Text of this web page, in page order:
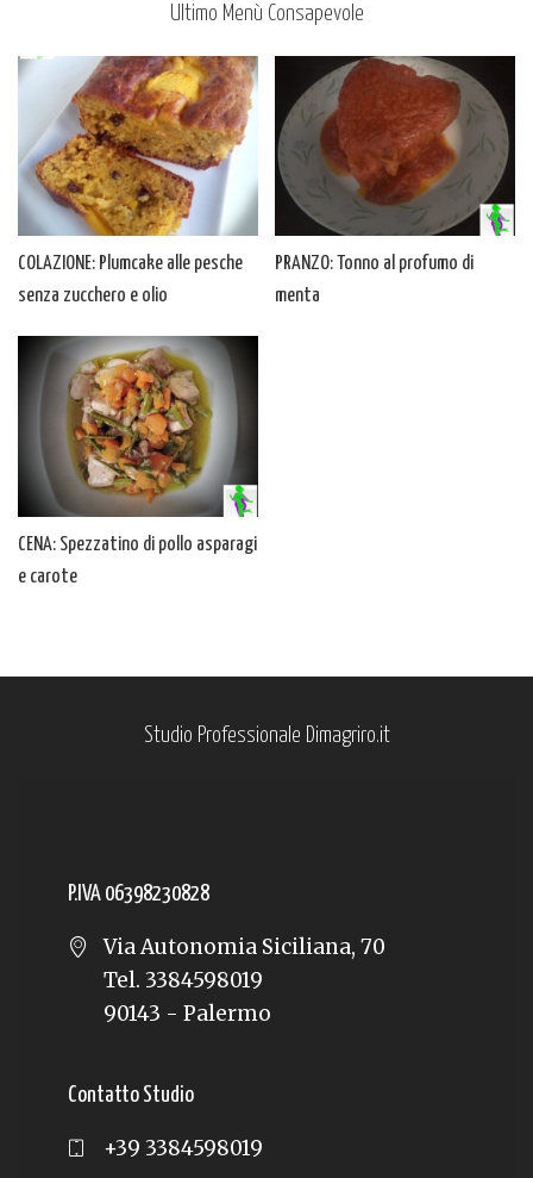
Ultimo Menù Consapevole
COLAZIONE: Plumcake alle pesche
senza zucchero e olio
PRANZO: Tonno al profumo di
menta
CENA: Spezzatino di pollo asparagi
e carote
Studio Professionale Dimagriro.it
P.IVA 06398230828
Via Autonomia Siciliana, 70
Tel. 3384598019
90143 - Palermo
Contatto Studio
+39 3384598019